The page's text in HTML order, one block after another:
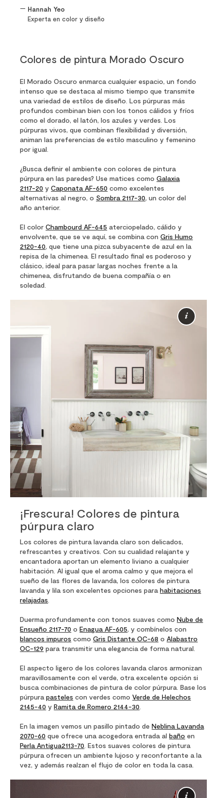
— Hannah Yeo
Experta en color y diseño
Colores de pintura Morado Oscuro
El Morado Oscuro enmarca cualquier espacio, un fondo
intenso que se destaca al mismo tiempo que transmite
una variedad de estilos de diseño. Los púrpuras más
profundos combinan bien con los tonos cálidos y fríos
como el dorado, el latón, los azules y verdes. Los
púrpuras vivos, que combinan flexibilidad y diversión,
animan las preferencias de estilo masculino y femenino
por igual.
¿Busca definir el ambiente con colores de pintura
púrpura en las paredes? Use matices comoGalaxia
2117-20 yCaponata AF-650 como excelentes
alternativas al negro, o Sombra 2117-30, un color del
año anterior.
El colorChambourd AF-645 aterciopelado, cálido y
envolvente, que se ve aquí, se combina conGris Humo
2120-40, que tiene una pizca subyacente de azul en la
repisa de la chimenea. El resultado final es poderoso y
clásico, ideal para pasar largas noches frente a la
chimenea, disfrutando de buena compañía o en
soledad.
Más
¡Frescura! Colores de pintura
púrpura claro
Los colores de pintura lavanda claro son delicados,
refrescantes y creativos. Con su cualidad relajante y
encantadora aportan un elemento liviano a cualquier
habitación. Al igual que el aroma calmo y que mejora el
sueño de las flores de lavanda, los colores de pintura
lavanda y lila son excelentes opciones parahabitaciones
relajadas
Duerma profundamente con tonos suaves comoNube de
Ensueño 2117-70 oEnagua AF-605, y combínelos con
blancos impuros comoGris Distante OC-68 oAlabastro
OC-129 para transmitir una elegancia de forma natural.
El aspecto ligero de los colores lavanda claros armonizan
maravillosamente con el verde, otra excelente opción si
busca combinaciones de pintura de color púrpura. Base los
púrpurapasteles con verdes comoVerde de Helechos
2145-40 yRamita de Romero 2144-30
En la imagen vemos un pasillo pintado deNeblina Lavanda
2070-60 que ofrece una acogedora entrada albaño en
Perla Antigua2113-70 . Estos suaves colores de pintura
púrpura ofrecen un ambiente lujoso y reconfortante a la
vez, y además realzan el flujo de color en toda la casa.
Más